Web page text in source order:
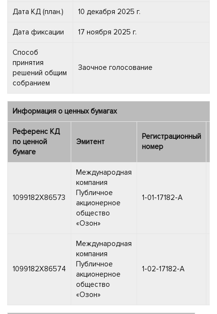
Дата КД (план.) 10 декабря 2025 г.
Дата фиксации 17 ноября 2025 г.
Способ
принятия
решений общим
собранием
Заочное голосование
Информация о ценных бумагах
Референс КД
по ценной
бумаге
Эмитент
Регистрационный
номер
1099182X86573
Международная
компания
Публичное
акционерное
общество
«Озон»
1-01-17182-A
1099182X86574
Международная
компания
Публичное
акционерное
общество
«Озон»
1-02-17182-A